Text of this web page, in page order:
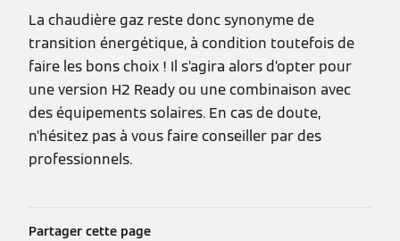
La chaudière gaz reste donc synonyme de
transition énergétique, à condition toutefois de
faire les bons choix ! Il s’agira alors d’opter pour
une version H2 Ready ou une combinaison avec
des équipements solaires. En cas de doute,
n’hésitez pas à vous faire conseiller par des
professionnels.
Partager cette page